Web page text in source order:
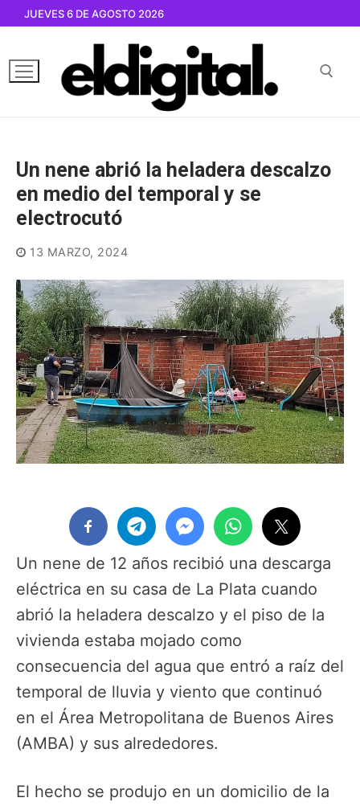
contenido
JUEVES 6 DE AGOSTO 2026
Un nene abrió la heladera descalzo
en medio del temporal y se
electrocutó
13 MARZO, 2024
Un nene de 12 años recibió una descarga
eléctrica en su casa de La Plata cuando
abrió la heladera descalzo y el piso de la
vivienda estaba mojado como
consecuencia del agua que entró a raíz del
temporal de lluvia y viento que continuó
en el Área Metropolitana de Buenos Aires
(AMBA) y sus alrededores.
El hecho se produjo en un domicilio de la